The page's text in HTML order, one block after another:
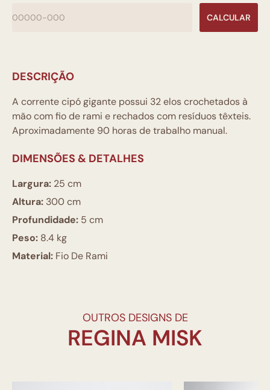
CALCULAR
DESCRIÇÃO
A corrente cipó gigante possui 32 elos crochetados à
mão com fio de rami e rechados com resíduos têxteis.
Aproximadamente 90 horas de trabalho manual.
DIMENSÕES & DETALHES
Largura: 25 cm
Altura: 300 cm
Profundidade: 5 cm
Peso: 8.4 kg
Material: Fio De Rami
OUTROS DESIGNS DE